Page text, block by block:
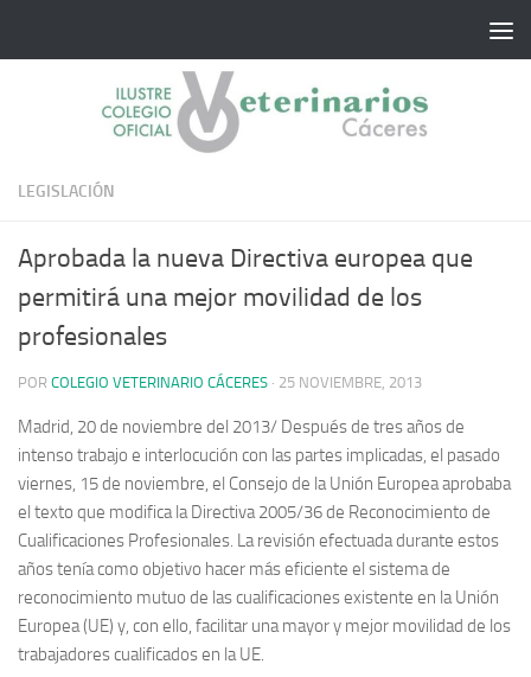
LEGISLACIÓN
Aprobada la nueva Directiva europea que
permitirá una mejor movilidad de los
profesionales
POR COLEGIO VETERINARIO CÁCERES · 25 NOVIEMBRE, 2013
Madrid, 20 de noviembre del 2013/ Después de tres años de
intenso trabajo e interlocución con las partes implicadas, el pasado
viernes, 15 de noviembre, el Consejo de la Unión Europea aprobaba
el texto que modifica la Directiva 2005/36 de Reconocimiento de
Cualificaciones Profesionales. La revisión efectuada durante estos
años tenía como objetivo hacer más eficiente el sistema de
reconocimiento mutuo de las cualificaciones existente en la Unión
Europea (UE) y, con ello, facilitar una mayor y mejor movilidad de los
trabajadores cualificados en la UE.